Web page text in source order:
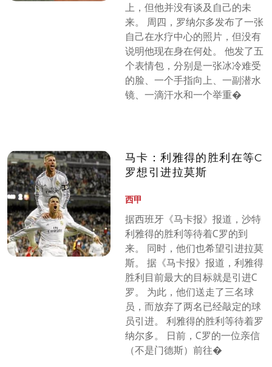
上，但他并没有谈及自己的未
来。 周四，罗纳尔多发布了一张
自己在水疗中心的照片，但没有
说明他现在身在何处。 他发了五
个表情包，分别是一张冰冷难受
的脸、一个手指向上、一副潜水
镜、一滴汗水和一个举重�
马卡：利雅得的胜利在等C
罗想引进拉莫斯
西甲
据西班牙《马卡报》报道，沙特
利雅得的胜利等待着C罗的到
来。 同时，他们也希望引进拉莫
斯。 据《马卡报》报道，利雅得
胜利目前最大的目标就是引进C
罗。 为此，他们送走了三名球
员，而放弃了两名已经敲定的球
员引进。 利雅得的胜利等待着罗
纳尔多。 日前，C罗的一位亲信
（不是门德斯）前往�